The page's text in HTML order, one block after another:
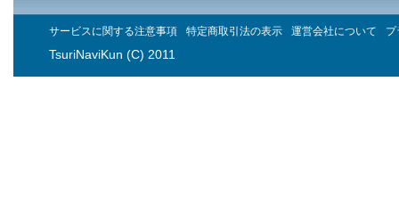
サービスに関する注意事項 特定商取引法の表示 運営会社について プ
TsuriNaviKun (C) 2011